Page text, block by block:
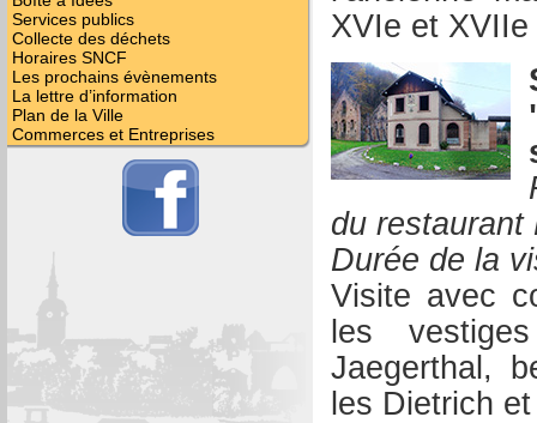
XVIe et
du restaurant
Durée de la
Visite avec
les
Jaegerthal,
les Dietrich
Services publics
Collecte des déchets
Horaires SNCF
Les prochains évènements
La lettre d’information
Plan de la Ville
Commerces et Entreprises